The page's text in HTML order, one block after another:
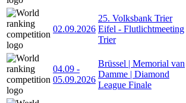
02.09.2026
25. Volksbank Trier
Eifel - Flutlichtmeeting
Trier
04.09 -
05.09.2026
Brüssel | Memorial van
Damme | Diamond
League Finale